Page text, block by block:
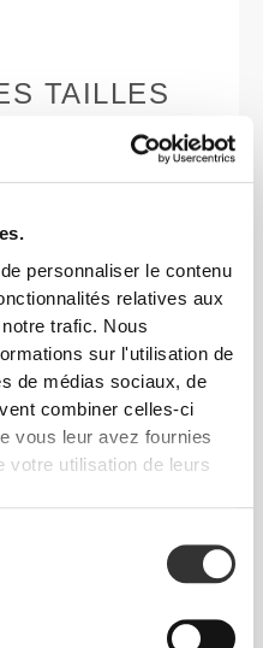
personnaliser le contenu
relatives aux
trafic. Nous
sur l'utilisation de
de médias sociaux, de
combiner celles-ci
vous leur avez fournies
votre utilisation de leurs
TAILLES
US M US W
4 5
7
8